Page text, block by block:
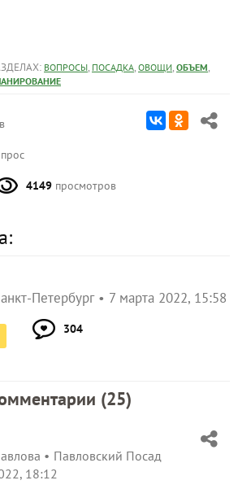
ВОПРОСЫ, ПОСАДКА, ОВОЩИ, ОБЪЕМ,
4149 просмотров
Петербург 7 марта 2022, 15:58
304
(25)
Павловский Посад
18:12